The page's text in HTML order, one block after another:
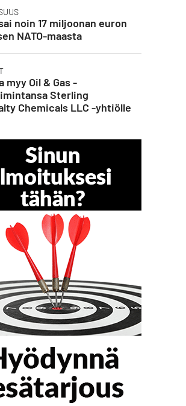
noin 17 miljoonan euron
NATO-maasta
myy Oil & Gas -
Sterling
Chemicals LLC -yhtiölle